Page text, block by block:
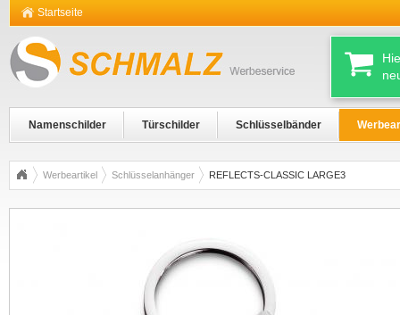
Startseite
Namenschilder Türschilder Schlüsselbänder
Werbeartikel Schlüsselanhänger REFLECTS-CLASSIC LARGE3